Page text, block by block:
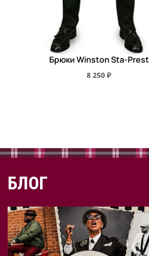
Брюки Winston Sta-Prest
8 250 ₽
БЛОГ